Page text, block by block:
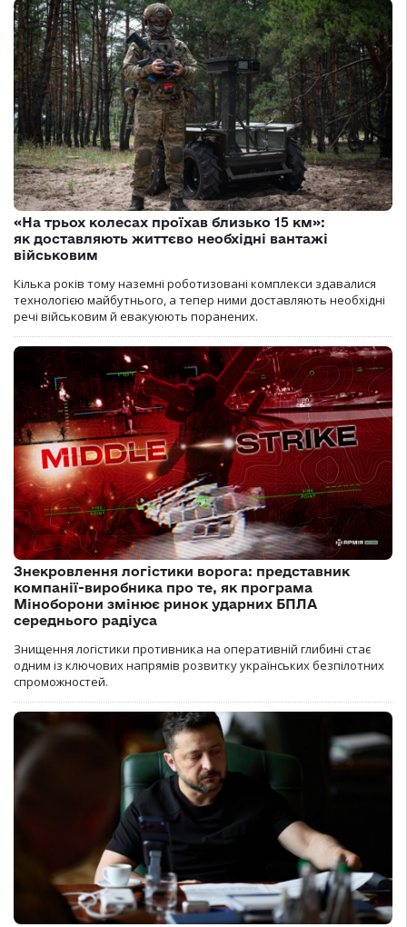
«На трьох колесах проїхав близько 15 км»:
як доставляють життєво необхідні вантажі
військовим
Кілька років тому наземні роботизовані комплекси здавалися
технологією майбутнього, а тепер ними доставляють необхідні
речі військовим й евакуюють поранених.
Знекровлення логістики ворога: представник
компанії-виробника про те, як програма
Міноборони змінює ринок ударних БПЛА
середнього радіуса
Знищення логістики противника на оперативній глибині стає
одним із ключових напрямів розвитку українських безпілотних
спроможностей.